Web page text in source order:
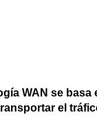
WAN se basa
el